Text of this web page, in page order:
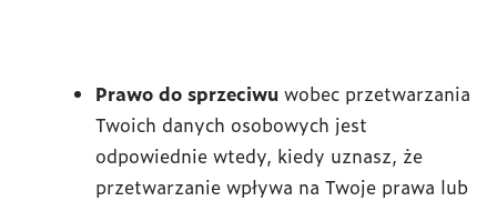
Prawo do sprzeciwu wobec przetwarzania
Twoich danych osobowych jest
odpowiednie wtedy, kiedy uznasz, że
przetwarzanie wpływa na Twoje prawa lub